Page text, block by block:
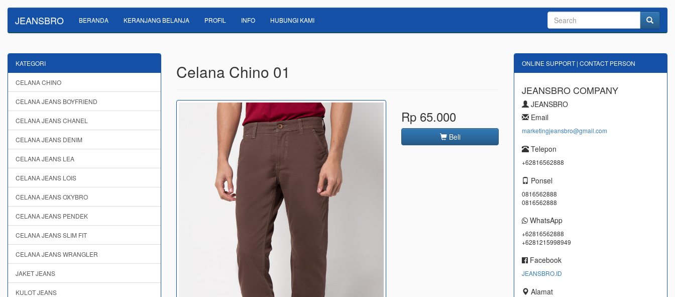
JEANSBRO BERANDA KERANJANG BELANJA PROFIL INFO HUBUNGI KAMI
Celana Chino 01
Rp 65.000
Beli
KATEGORI
CELANA CHINO
CELANA JEANS BOYFRIEND
CELANA JEANS CHANEL
CELANA JEANS DENIM
CELANA JEANS LEA
CELANA JEANS LOIS
CELANA JEANS OXYBRO
CELANA JEANS PENDEK
CELANA JEANS SLIM FIT
CELANA JEANS WRANGLER
JAKET JEANS
KULOT JEANS
ONLINE SUPPORT | CONTACT PERSON
JEANSBRO COMPANY
JEANSBRO
Email
marketingjeansbro@gmail.com
Telepon
+62816562888
Ponsel
0816562888
0816562888
WhatsApp
+62816562888
+6281215998949
Facebook
JEANSBRO.ID
Alamat